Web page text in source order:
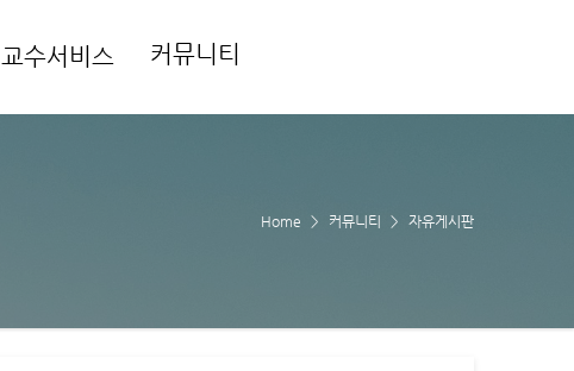
교수서비스 커뮤니티
Home 커뮤니티 자유게시판